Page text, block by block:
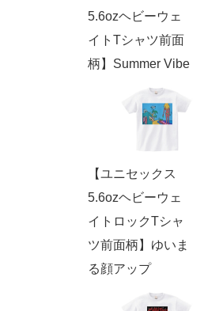
5.6ozヘビーウェ
イトTシャツ前面
柄】Summer Vibe
【ユニセックス
5.6ozヘビーウェ
イトロックTシャ
ツ前面柄】ゆいま
る顔アップ